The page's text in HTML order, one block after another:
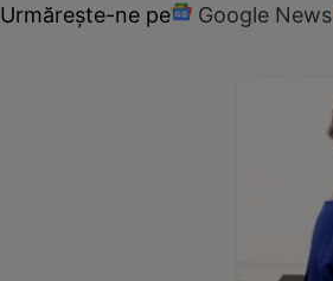
Urmărește-ne pe Google News